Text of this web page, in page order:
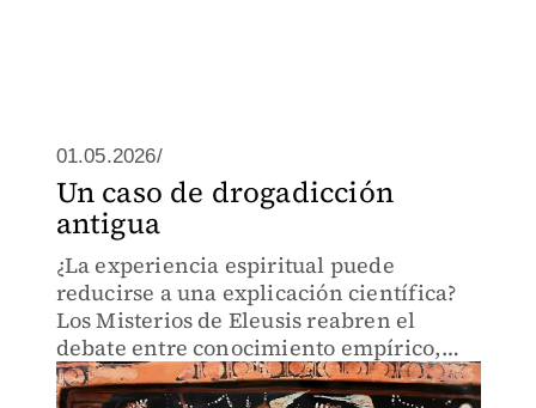
01.05.2026/
Un caso de drogadicción
antigua
¿La experiencia espiritual puede
reducirse a una explicación científica?
Los Misterios de Eleusis reabren el
debate entre conocimiento empírico,
sabiduría y experiencia simbólica.